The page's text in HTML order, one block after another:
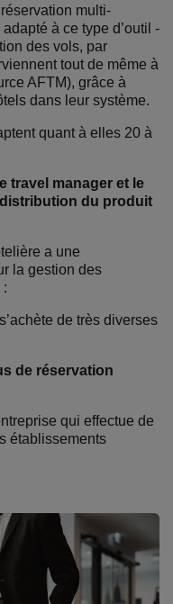
multi-
à ce type d’outil -
des vols, par
tout de même à
AFTM), grâce à
dans leur système.
quant à elles 20 à
travel manager et le
du produit
a une
la gestion des
:
de très diverses
de réservation
qui effectue de
établissements